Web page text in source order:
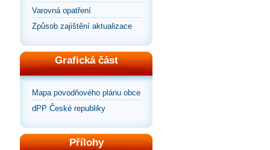
Varovná opatření
Způsob zajištění aktualizace
Grafická část
Mapa povodňového plánu obce
dPP České republiky
Přílohy